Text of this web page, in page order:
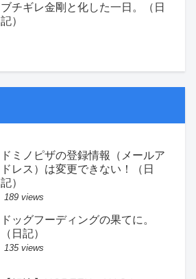
ブチギレ金剛と化した一日。（日
記）
ドミノピザの登録情報（メールア
ドレス）は変更できない！（日
記）
189 views
ドッグフーディングの果てに。
（日記）
135 views